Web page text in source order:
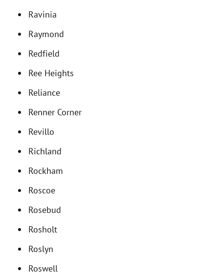
Ravinia
Raymond
Redfield
Ree Heights
Reliance
Renner Corner
Revillo
Richland
Rockham
Roscoe
Rosebud
Rosholt
Roslyn
Roswell